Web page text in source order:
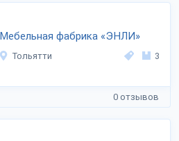
Мебельная фабрика «ЭНЛИ»
Тольятти 3
0 отзывов